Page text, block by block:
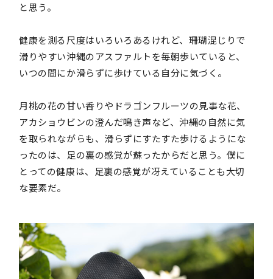
と思う。
健康を測る尺度はいろいろあるけれど、珊瑚混じりで
滑りやすい沖縄のアスファルトを毎朝歩いていると、
いつの間にか滑らずに歩けている自分に気づく。
月桃の花の甘い香りやドラゴンフルーツの見事な花、
アカショウビンの澄んだ鳴き声など、沖縄の自然に気
を取られながらも、滑らずにすたすた歩けるようにな
ったのは、足の裏の感覚が蘇ったからだと思う。僕に
とっての健康は、足裏の感覚が冴えていることも大切
な要素だ。